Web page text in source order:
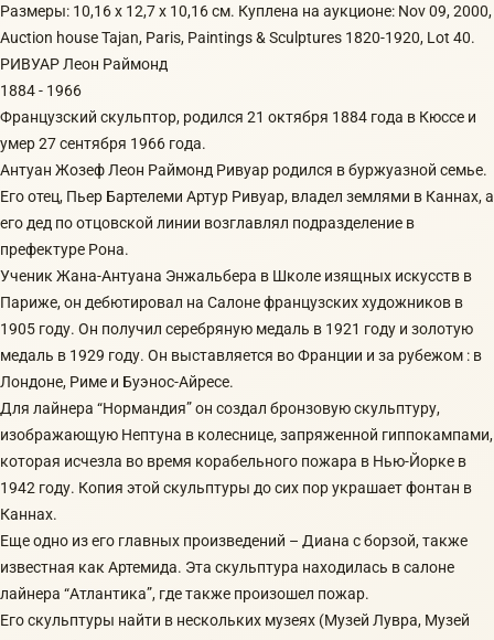
Размеры: 10,16 x 12,7 x 10,16 см. Куплена на аукционе: Nov 09, 2000,
Auction house Tajan, Paris, Paintings & Sculptures 1820-1920, Lot 40.
РИВУАР Леон Раймонд
1884 - 1966
Французский скульптор, родился 21 октября 1884 года в Кюссе и
умер 27 сентября 1966 года.
Антуан Жозеф Леон Раймонд Ривуар родился в буржуазной семье.
Его отец, Пьер Бартелеми Артур Ривуар, владел землями в Каннах, а
его дед по отцовской линии возглавлял подразделение в
префектуре Рона.
Ученик Жана-Антуана Энжальбера в Школе изящных искусств в
Париже, он дебютировал на Салоне французских художников в
1905 году. Он получил серебряную медаль в 1921 году и золотую
медаль в 1929 году. Он выставляется во Франции и за рубежом : в
Лондоне, Риме и Буэнос-Айресе.
Для лайнера “Нормандия” он создал бронзовую скульптуру,
изображающую Нептуна в колеснице, запряженной гиппокампами,
которая исчезла во время корабельного пожара в Нью-Йорке в
1942 году. Копия этой скульптуры до сих пор украшает фонтан в
Каннах.
Еще одно из его главных произведений – Диана с борзой, также
известная как Артемида. Эта скульптура находилась в салоне
лайнера “Атлантика”, где также произошел пожар.
Его скульптуры найти в нескольких музеях (Музей Лувра, Музей